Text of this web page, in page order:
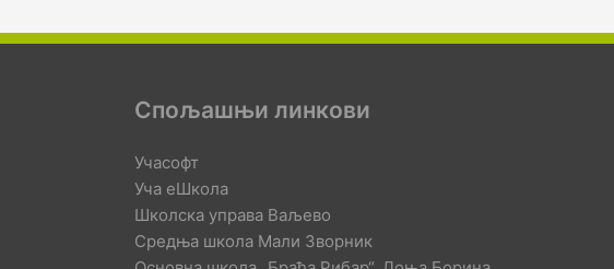
Спољашњи линкови
Учасофт
Уча еШкола
Школска управа Ваљево
Средња школа Мали Зворник